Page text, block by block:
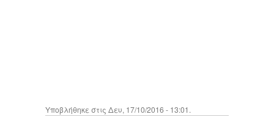
Υποβλήθηκε στις Δευ, 17/10/2016 - 13:01.